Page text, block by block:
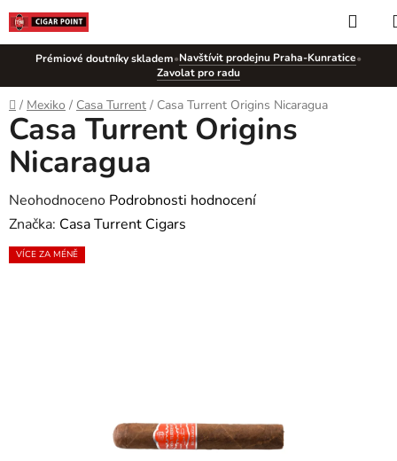
Přejít
na
obsah
Prémiové doutníky skladem•Navštívit prodejnu Praha-Kunratice•
Zavolat pro radu
Domů
/ Mexiko / Casa Turrent / Casa Turrent Origins Nicaragua
Casa Turrent Origins
Nicaragua
Průměrné
hodnocení
produktu
Neohodnoceno Podrobnosti hodnocení
Značka: Casa Turrent Cigars
VÍCE ZA MÉNĚ